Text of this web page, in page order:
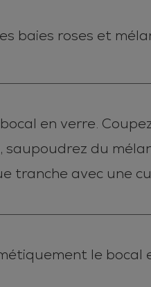
baies roses et
en verre.
saupoudrez du
tranche avec une
le